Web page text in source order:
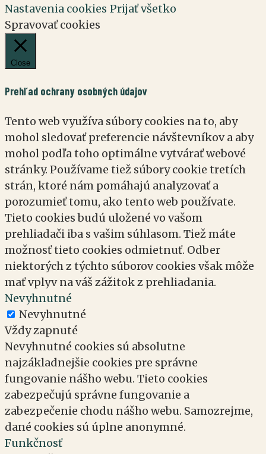
Nastavenia cookies Prijať všetko
Spravovať cookies
Close
Prehľad ochrany osobných údajov
Tento web využíva súbory cookies na to, aby
mohol sledovať preferencie návštevníkov a aby
mohol podľa toho optimálne vytvárať webové
stránky. Používame tiež súbory cookie tretích
strán, ktoré nám pomáhajú analyzovať a
porozumieť tomu, ako tento web používate.
Tieto cookies budú uložené vo vašom
prehliadači iba s vašim súhlasom. Tiež máte
možnosť tieto cookies odmietnuť. Odber
niektorých z týchto súborov cookies však môže
mať vplyv na váš zážitok z prehliadania.
Nevyhnutné
Nevyhnutné
Vždy zapnuté
Nevyhnutné cookies sú absolutne
najzákladnejšie cookies pre správne
fungovanie nášho webu. Tieto cookies
zabezpečujú správne fungovanie a
zabezpečenie chodu nášho webu. Samozrejme,
dané cookies sú úplne anonymné.
Funkčnosť